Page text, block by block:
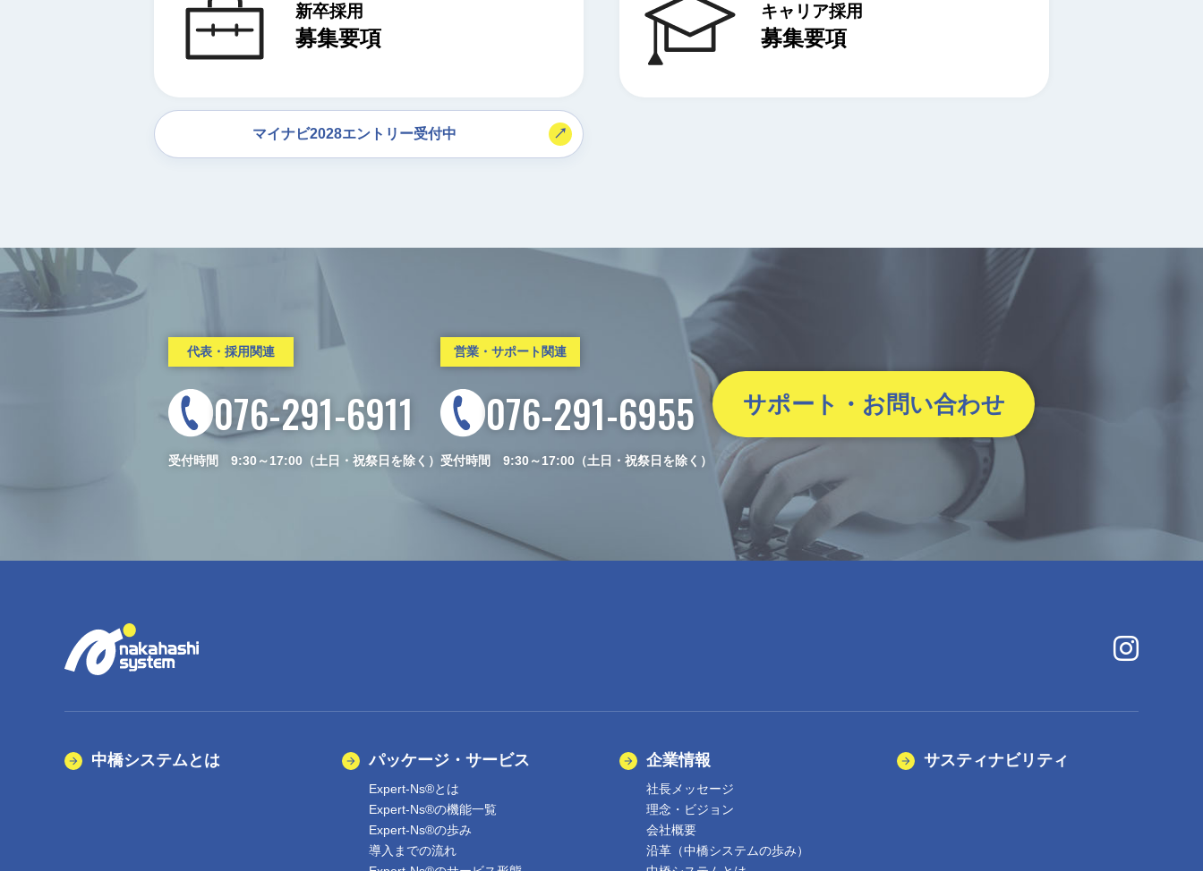
新卒採用
募集要項
マイナビ2028エントリー受付中
キャリア採用
募集要項
代表・採用関連
076-291-6911
受付時間 9:30～17:00（土日・祝祭日を除く）
営業・サポート関連
076-291-6955
受付時間 9:30～17:00（土日・祝祭日を除く）
サポート・お問い合わせ
中橋システムとは パッケージ・サービス
Expert-Ns®とは
Expert-Ns®の機能一覧
Expert-Ns®の歩み
導入までの流れ
企業情報
社長メッセージ
理念・ビジョン
会社概要
沿革（中橋システムの歩み）
サスティナビリティ